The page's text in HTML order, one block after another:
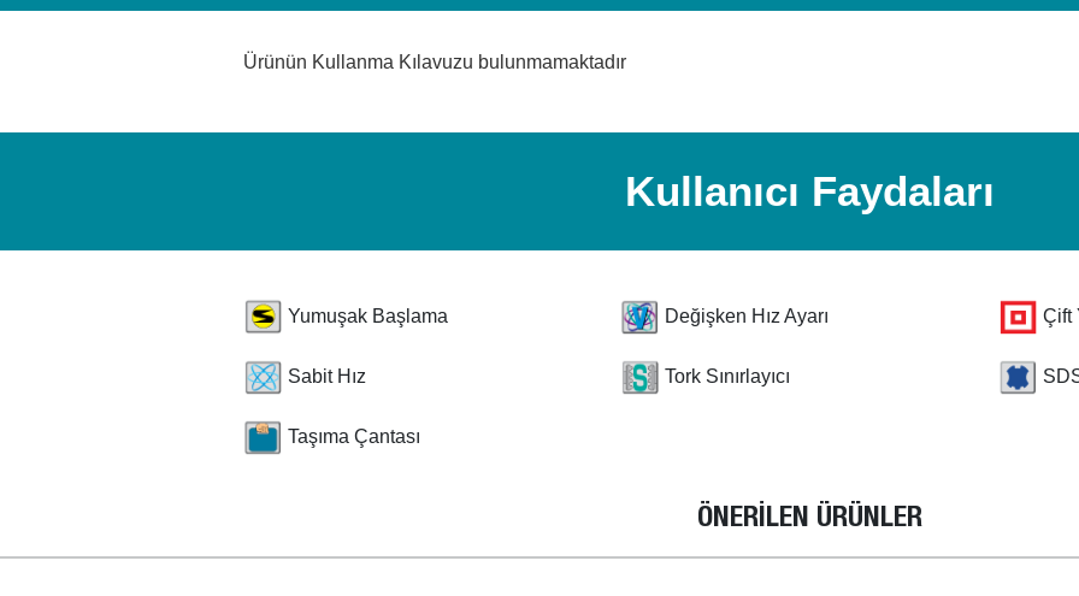
Ürünün Kullanma Kılavuzu bulunmamaktadır
Kullanıcı Faydaları
Yumuşak Başlama Değişken Hız Ayarı Çift
Sabit Hız Tork Sınırlayıcı
Taşıma Çantası
ÖNERİLEN ÜRÜNLER